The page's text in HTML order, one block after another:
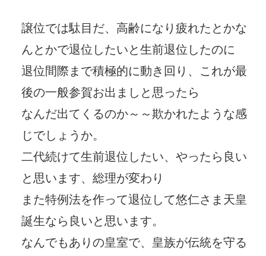
譲位では駄目だ、高齢になり疲れたとかな
んとかで退位したいと生前退位したのに
退位間際まで積極的に動き回り、これが最
後の一般参賀お出ましと思ったら
なんだ出てくるのか～～欺かれたような感
じでしょうか。
二代続けて生前退位したい、やったら良い
と思います、総理が変わり
また特例法を作って退位して悠仁さま天皇
誕生なら良いと思います。
なんでもありの皇室で、皇族が伝統を守る